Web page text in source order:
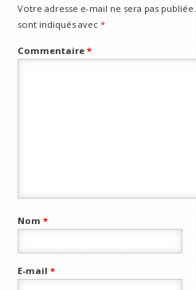
Votre adresse e-mail ne sera pas publiée.
sont indiqués avec*
Commentaire*
Nom*
E-mail*